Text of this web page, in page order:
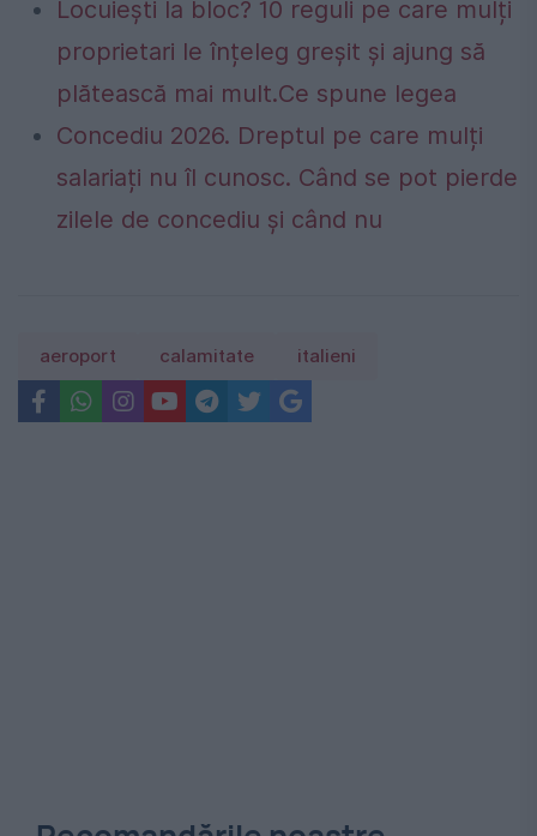
Locuiești la bloc? 10 reguli pe care mulți
proprietari le înțeleg greșit și ajung să
plătească mai mult.Ce spune legea
Concediu 2026. Dreptul pe care mulți
salariați nu îl cunosc. Când se pot pierde
zilele de concediu și când nu
aeroport calamitate italieni